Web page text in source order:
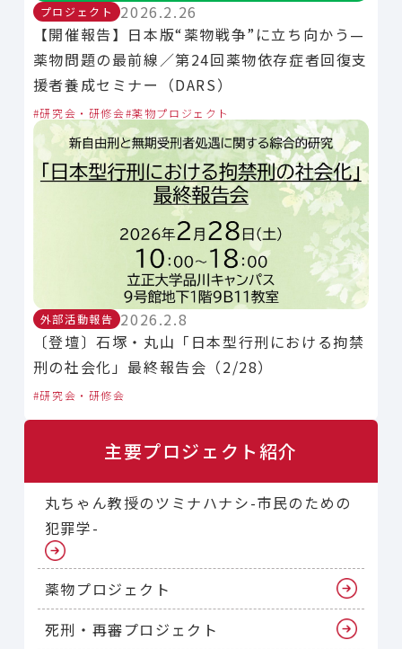
プロジェクト
2026.2.26
【開催報告】日本版“薬物戦争”に立ち向かう—
薬物問題の最前線／第24回薬物依存症者回復支
援者養成セミナー（DARS）
研究会・研修会 薬物プロジェクト
外部活動報告 2026.2.8
〔登壇〕石塚・丸山「日本型行刑における拘禁
刑の社会化」最終報告会（2/28）
研究会・研修会
主要プロジェクト紹介
丸ちゃん教授のツミナハナシ-市民のための
犯罪学-
薬物プロジェクト
死刑・再審プロジェクト